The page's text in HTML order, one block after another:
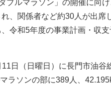
ルマラソン」の開催に向
、関係者など約30人が出席
令和5年度の事業計画・収
日（日曜日）に長門市油
ラソンの部に389人、